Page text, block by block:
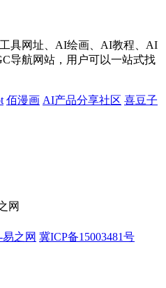
具网址、AI绘画、AI教程、AI
导航网站，用户可以一站式找
佰漫画 AI产品分享社区 喜豆子
之网 冀ICP备15003481号